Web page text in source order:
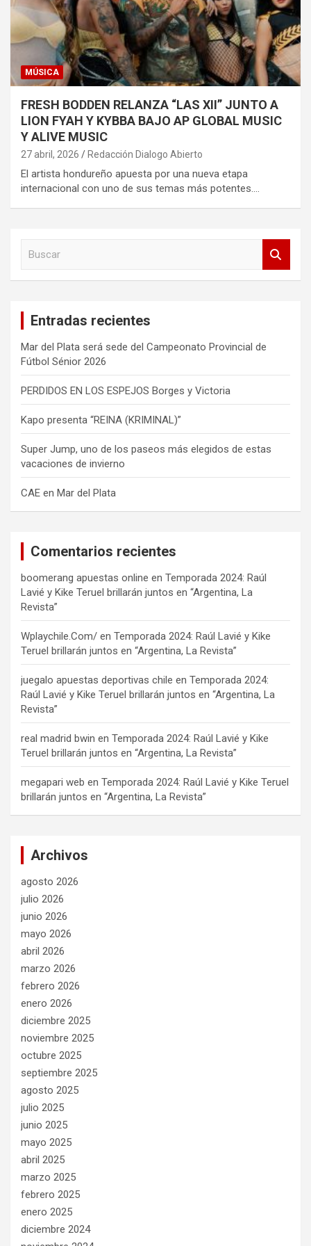
MÚSICA
FRESH BODDEN RELANZA “LAS XII” JUNTO A
LION FYAH Y KYBBA BAJO AP GLOBAL MUSIC
Y ALIVE MUSIC
27 abril, 2026 Redacción Dialogo Abierto
El artista hondureño apuesta por una nueva etapa
internacional con uno de sus temas más potentes.…
Entradas recientes
Mar del Plata será sede del Campeonato Provincial de
Fútbol Sénior 2026
PERDIDOS EN LOS ESPEJOS Borges y Victoria
Kapo presenta “REINA (KRIMINAL)”
Super Jump, uno de los paseos más elegidos de estas
vacaciones de invierno
CAE en Mar del Plata
Comentarios recientes
boomerang apuestas online en Temporada 2024: Raúl
Lavié y Kike Teruel brillarán juntos en “Argentina, La
Revista”
Wplaychile.Com/ en Temporada 2024: Raúl Lavié y Kike
Teruel brillarán juntos en “Argentina, La Revista”
juegalo apuestas deportivas chile en Temporada 2024:
Raúl Lavié y Kike Teruel brillarán juntos en “Argentina, La
Revista”
real madrid bwin en Temporada 2024: Raúl Lavié y Kike
Teruel brillarán juntos en “Argentina, La Revista”
megapari web en Temporada 2024: Raúl Lavié y Kike Teruel
brillarán juntos en “Argentina, La Revista”
Archivos
agosto 2026
julio 2026
junio 2026
mayo 2026
abril 2026
marzo 2026
febrero 2026
enero 2026
diciembre 2025
noviembre 2025
octubre 2025
septiembre 2025
agosto 2025
julio 2025
junio 2025
mayo 2025
abril 2025
marzo 2025
febrero 2025
enero 2025
diciembre 2024